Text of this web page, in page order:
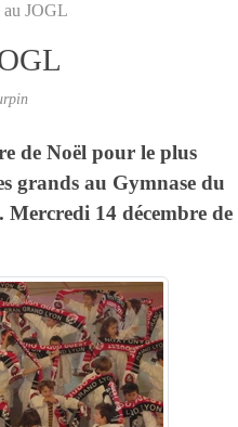
JOGL
de Noël pour le plus
grands au Gymnase du
Mercredi 14 décembre de